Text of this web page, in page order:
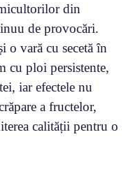
din
de provocări.
o vară cu secetă în
cu ploi persistente,
iar efectele nu
a fructelor,
calității pentru o